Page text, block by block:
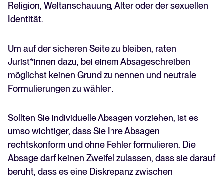
Religion, Weltanschauung, Alter oder der sexuellen
Identität.
Um auf der sicheren Seite zu bleiben, raten
Jurist*innen dazu, bei einem Absageschreiben
möglichst keinen Grund zu nennen und neutrale
Formulierungen zu wählen.
Sollten Sie individuelle Absagen vorziehen, ist es
umso wichtiger, dass Sie Ihre Absagen
rechtskonform und ohne Fehler formulieren. Die
Absage darf keinen Zweifel zulassen, dass sie darauf
beruht, dass es eine Diskrepanz zwischen